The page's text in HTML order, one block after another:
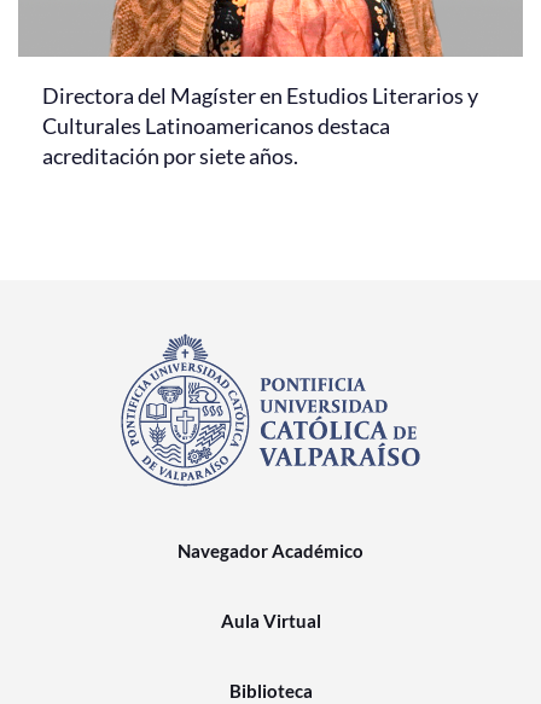
Directora del Magíster en Estudios Literarios y
Culturales Latinoamericanos destaca
acreditación por siete años.
Navegador Académico
Aula Virtual
Biblioteca